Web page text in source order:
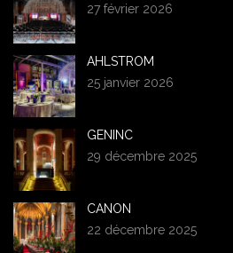
27 février 2026
AHLSTROM
25 janvier 2026
GENINC
29 décembre 2025
CANON
22 décembre 2025